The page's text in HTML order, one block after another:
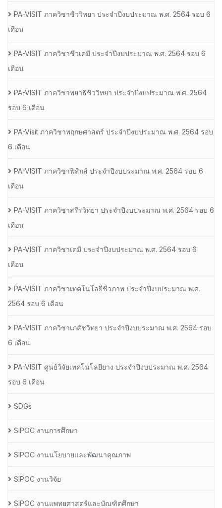
PA-VISIT ภาควิชาชีววิทยา ประจำปีงบประมาณ พ.ศ. 2564 รอบ 6
เดือน
PA-VISIT ภาควิชาชีวเคมี ประจำปีงบประมาณ พ.ศ. 2564 รอบ 6
เดือน
PA-VISIT ภาควิชาพยาธิชีววิทยา ประจำปีงบประมาณ พ.ศ. 2564
รอบ 6 เดือน
PA-Visit ภาควิชาพฤกษศาสตร์ ประจำปีงบประมาณ พ.ศ. 2564 รอบ
6 เดือน
PA-VISIT ภาควิชาฟิสิกส์ ประจำปีงบประมาณ พ.ศ. 2564 รอบ 6
เดือน
PA-VISIT ภาควิชาสรีรวิทยา ประจำปีงบประมาณ พ.ศ. 2564 รอบ 6
เดือน
PA-VISIT ภาควิชาเคมี ประจำปีงบประมาณ พ.ศ. 2564 รอบ 6
เดือน
PA-VISIT ภาควิชาเทคโนโลยีชีวภาพ ประจำปีงบประมาณ พ.ศ.
2564 รอบ 6 เดือน
PA-VISIT ภาควิชาเภสัชวิทยา ประจำปีงบประมาณ พ.ศ. 2564 รอบ
6 เดือน
PA-VISIT ศูนย์วิจัยเทคโนโลยียาง ประจำปีงบประมาณ พ.ศ. 2564
รอบ 6 เดือน
SDGs
SIPOC งานการศึกษา
SIPOC งานนโยบายและพัฒนาคุณภาพ
SIPOC งานวิจัย
SIPOC งานแพทยศาสตร์และบัณฑิตศึกษา